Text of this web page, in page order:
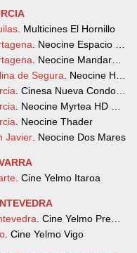
Europa
Sur
. Multicines El Hornillo
. Neocine Espacio
. Neocine Mandarache
de Segura . Neocine HD
. Cinesa Nueva
. Neocine Myrtea HD
. Neocine Thader
Javier . Neocine Dos Mares
. Cine Yelmo Itaroa
. Cine Yelmo
. Cine Yelmo Vigo